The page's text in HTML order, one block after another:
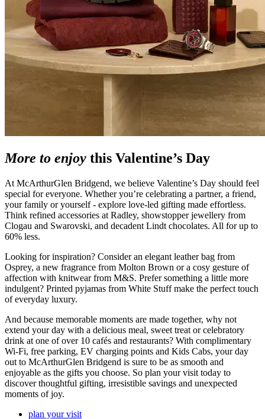
More to enjoy this Valentine’s Day
At McArthurGlen Bridgend, we believe Valentine’s Day should feel
special for everyone. Whether you’re celebrating a partner, a friend,
your family or yourself - explore love-led gifting made effortless.
Think refined accessories at Radley, showstopper jewellery from
Clogau and Swarovski, and decadent Lindt chocolates. All for up to
60% less.
Looking for inspiration? Consider an elegant leather bag from
Osprey, a new fragrance from Molton Brown or a cosy gesture of
affection with knitwear from M&S. Prefer something a little more
indulgent? Printed pyjamas from White Stuff make the perfect touch
of everyday luxury.
And because memorable moments are made together, why not
extend your day with a delicious meal, sweet treat or celebratory
drink at one of over 10 cafés and restaurants? With complimentary
Wi-Fi, free parking, EV charging points and Kids Cabs, your day
out to McArthurGlen Bridgend is sure to be as smooth and
enjoyable as the gifts you choose. So plan your visit today to
discover thoughtful gifting, irresistible savings and unexpected
moments of joy.
plan your visit